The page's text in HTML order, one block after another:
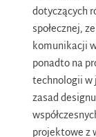
dotyczących
społecznej,
komunikacji
ponadto na
technologii w
zasad
projektowe z